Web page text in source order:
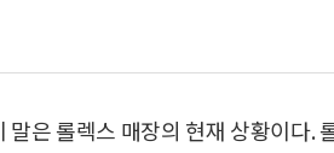
은 롤렉스 매장의 현재 상황이다.